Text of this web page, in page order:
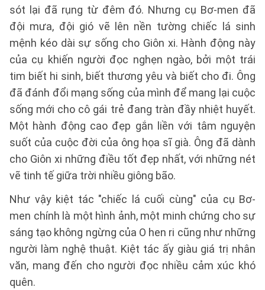
sót lại đã rụng từ đêm đó. Nhưng cụ Bơ-men đã
đội mưa, đội gió vẽ lên nền tường chiếc lá sinh
mệnh kéo dài sự sống cho Giôn xi. Hành động này
của cụ khiến người đọc nghẹn ngào, bởi một trái
tim biết hi sinh, biết thương yêu và biết cho đi. Ông
đã đánh đổi mạng sống của mình để mang lại cuộc
sống mới cho cô gái trẻ đang tràn đầy nhiệt huyết.
Một hành động cao đẹp gắn liền với tâm nguyện
suốt của cuộc đời của ông họa sĩ già. Ông đã dành
cho Giôn xi những điều tốt đẹp nhất, với những nét
vẽ tinh tế giữa trời nhiều giông bão.
Như vậy kiệt tác "chiếc lá cuối cùng" của cụ Bơ-
men chính là một hình ảnh, một minh chứng cho sự
sáng tạo không ngừng của O hen ri cũng như những
người làm nghệ thuật. Kiệt tác ấy giàu giá trị nhân
văn, mang đến cho người đọc nhiều cảm xúc khó
quên.